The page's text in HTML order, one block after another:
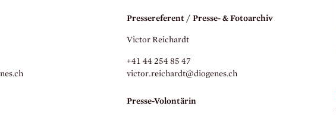
ch
Pressereferent / Presse- & Fotoarchiv
Victor Reichardt
+41 44 254 85 47
victor.reichardt@diogenes.ch
Presse-Volontärin